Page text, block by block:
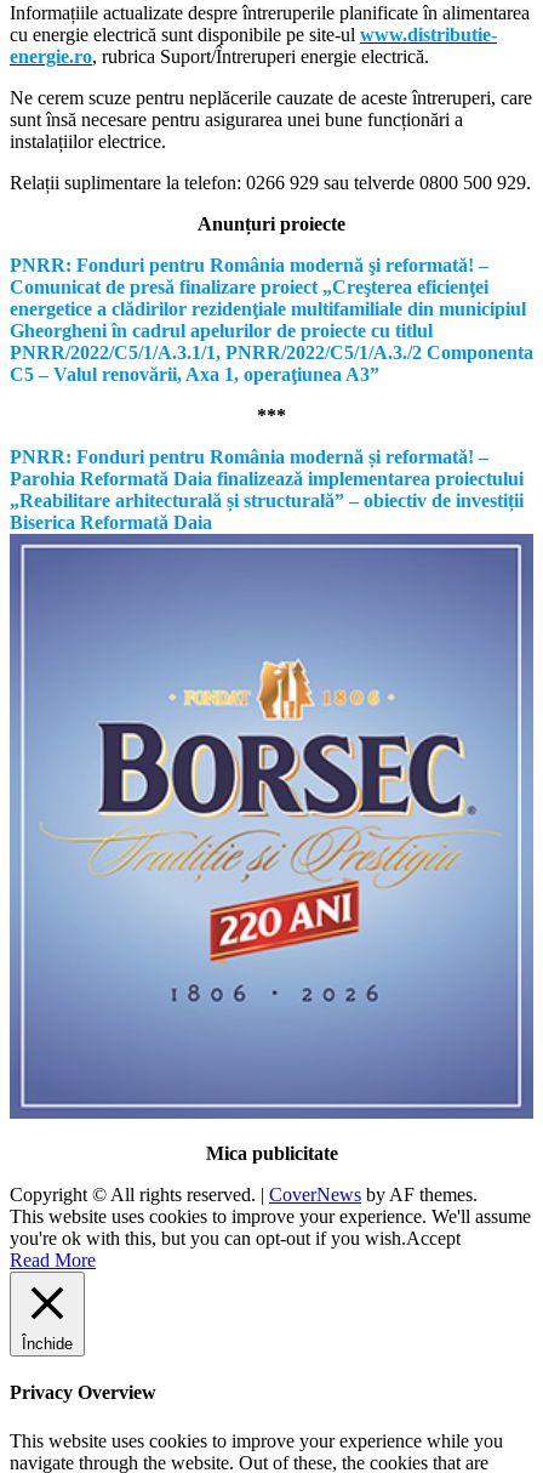
Informațiile actualizate despre întreruperile planificate în alimentarea
cu energie electrică sunt disponibile pe site-ul www.distributie-
energie.ro, rubrica Suport/Întreruperi energie electrică.
Ne cerem scuze pentru neplăcerile cauzate de aceste întreruperi, care
sunt însă necesare pentru asigurarea unei bune funcționări a
instalațiilor electrice.
Relații suplimentare la telefon: 0266 929 sau telverde 0800 500 929.
Anunțuri proiecte
PNRR: Fonduri pentru România modernă şi reformată! –
Comunicat de presă finalizare proiect „Creşterea eficienţei
energetice a clădirilor rezidenţiale multifamiliale din municipiul
Gheorgheni în cadrul apelurilor de proiecte cu titlul
PNRR/2022/C5/1/A.3.1/1, PNRR/2022/C5/1/A.3./2 Componenta
C5 – Valul renovării, Axa 1, operaţiunea A3”
***
PNRR: Fonduri pentru România modernă și reformată! –
Parohia Reformată Daia finalizează implementarea proiectului
„Reabilitare arhitecturală și structurală” – obiectiv de investiții
Biserica Reformată Daia
Mica publicitate
Copyright © All rights reserved. | CoverNews by AF themes.
This website uses cookies to improve your experience. We'll assume
you're ok with this, but you can opt-out if you wish.Accept
Read More
Închide
Privacy Overview
This website uses cookies to improve your experience while you
navigate through the website. Out of these, the cookies that are